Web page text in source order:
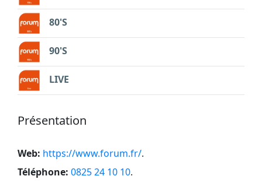
80'S
90'S
LIVE
Présentation
Web: https://www.forum.fr/.
Téléphone: 0825 24 10 10.